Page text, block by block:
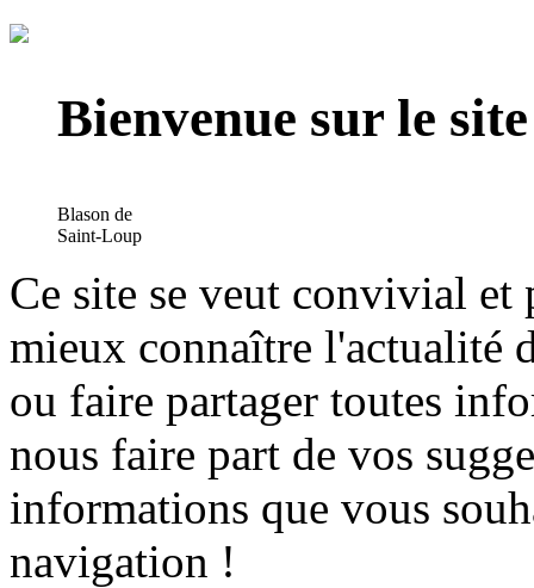
Bienvenue sur le
Blason de
Saint-Loup
Ce site se veut convivial et
mieux connaître l'actualité
ou faire partager toutes
nous faire part de vos
informations que vous
navigation !